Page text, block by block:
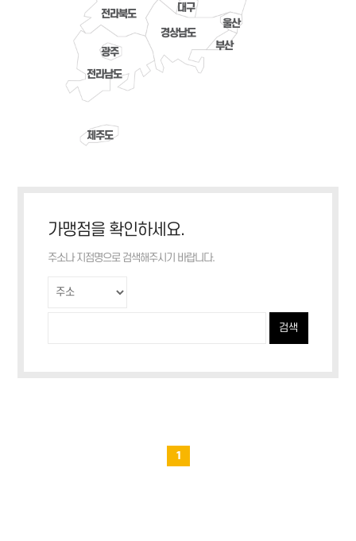
전라북도
대구
울산
경상남도
전라남도
광주
부산
제주도
가맹점을 확인하세요.
주소나 지점명으로 검색해주시기 바랍니다.
검색
1